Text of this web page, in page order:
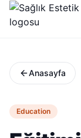
Anasayfa
Education